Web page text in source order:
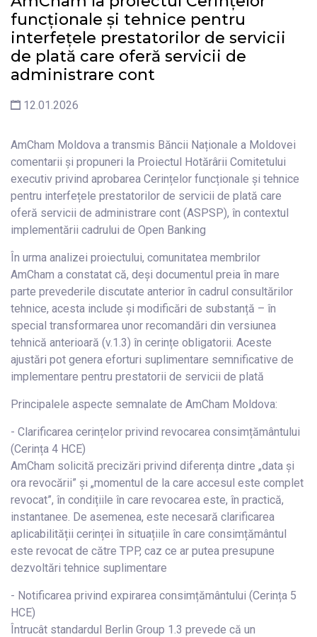
funcționale și tehnice pentru
interfețele prestatorilor de servicii
de plată care oferă servicii de
administrare cont
12.01.2026
AmCham Moldova a transmis Băncii Naționale a Moldovei
comentarii și propuneri la Proiectul Hotărârii Comitetului
executiv privind aprobarea Cerințelor funcționale și tehnice
pentru interfețele prestatorilor de servicii de plată care
oferă servicii de administrare cont (ASPSP), în contextul
implementării cadrului de Open Banking
În urma analizei proiectului, comunitatea membrilor
AmCham a constatat că, deși documentul preia în mare
parte prevederile discutate anterior în cadrul consultărilor
tehnice, acesta include și modificări de substanță – în
special transformarea unor recomandări din versiunea
tehnică anterioară (v.1.3) în cerințe obligatorii. Aceste
ajustări pot genera eforturi suplimentare semnificative de
implementare pentru prestatorii de servicii de plată
Principalele aspecte semnalate de AmCham Moldova:
- Clarificarea cerințelor privind revocarea consimțământului
(Cerința 4 HCE)
AmCham solicită precizări privind diferența dintre „data și
ora revocării” și „momentul de la care accesul este complet
revocat”, în condițiile în care revocarea este, în practică,
instantanee. De asemenea, este necesară clarificarea
aplicabilității cerinței în situațiile în care consimțământul
este revocat de către TPP, caz ce ar putea presupune
dezvoltări tehnice suplimentare
- Notificarea privind expirarea consimțământului (Cerința 5
HCE)
Întrucât standardul Berlin Group 1.3 prevede că un